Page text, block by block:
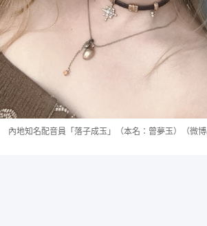
內地知名配音員「落子成玉」（本名：曾夢玉）（微博